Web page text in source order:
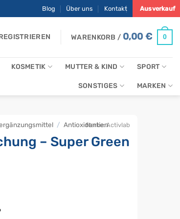
Blog Über uns Kontakt Ausverkauf
WARENKORB / 0,00€ 0
KOSMETIK MUTTER & KIND SPORT
SONSTIGES MARKEN
/ Antioxidantien
– Super Green
Marke:Activlab